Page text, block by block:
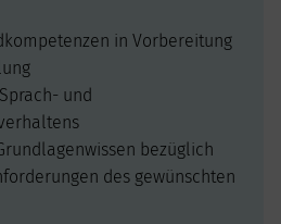
in Vorbereitung
und
bezüglich
des gewünschten